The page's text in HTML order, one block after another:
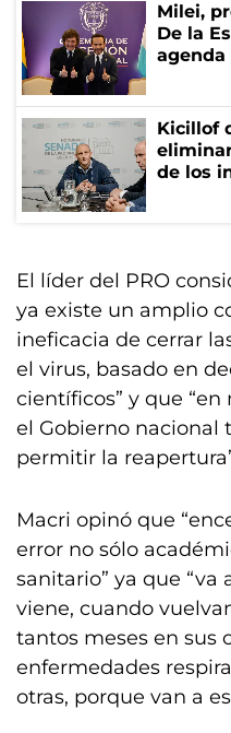
Milei,
De la
agenda
Kicillof
de los
El líder del PRO
ya existe un amplio
ineficacia de cerrar
el virus, basado en
científicos” y que
el Gobierno nacional
permitir la
Macri opinó que
error no sólo
sanitario” ya que “va
viene, cuando
tantos meses en sus
enfermedades
otras, porque van a